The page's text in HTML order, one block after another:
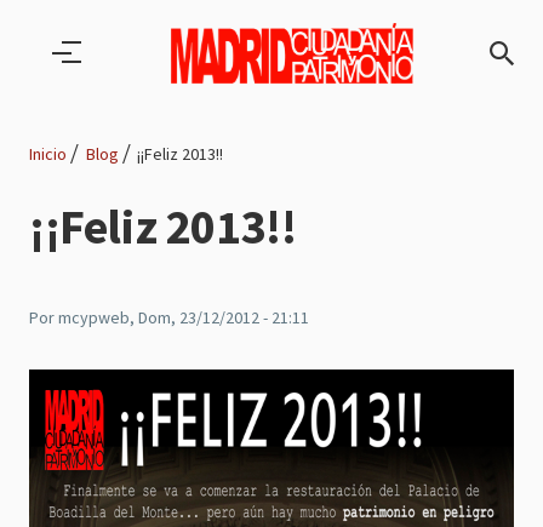
Ruta
de
navegación
Inicio Blog ¡¡Feliz 2013!!
¡¡Feliz 2013!!
Pormcypweb, Dom, 23/12/2012 - 21:11